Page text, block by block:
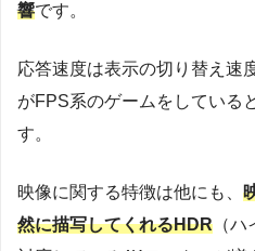
響です。
応答速度は表示の切り替え速
がFPS系のゲームをしている
す。
映像に関する特徴は他にも、
然に描写してくれるHDR （